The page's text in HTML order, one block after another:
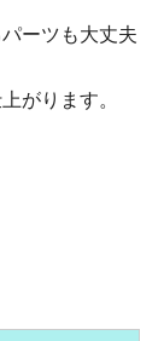
ーツも大丈夫
がります。